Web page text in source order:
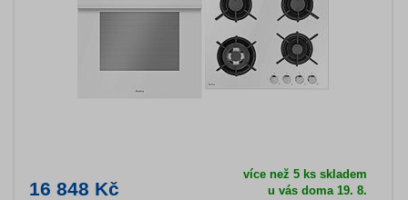
16 848 Kč
více než 5 ks skladem
u vás doma 19. 8.